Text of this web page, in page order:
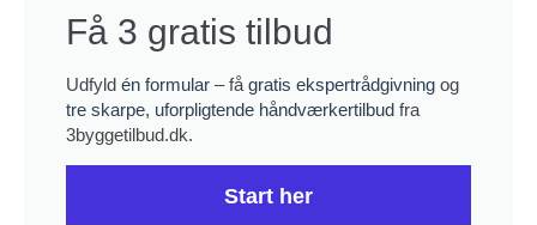
Få 3 gratis tilbud
Udfyld én formular – få gratis ekspertrådgivning og
tre skarpe, uforpligtende håndværkertilbud fra
3byggetilbud.dk.
Start her